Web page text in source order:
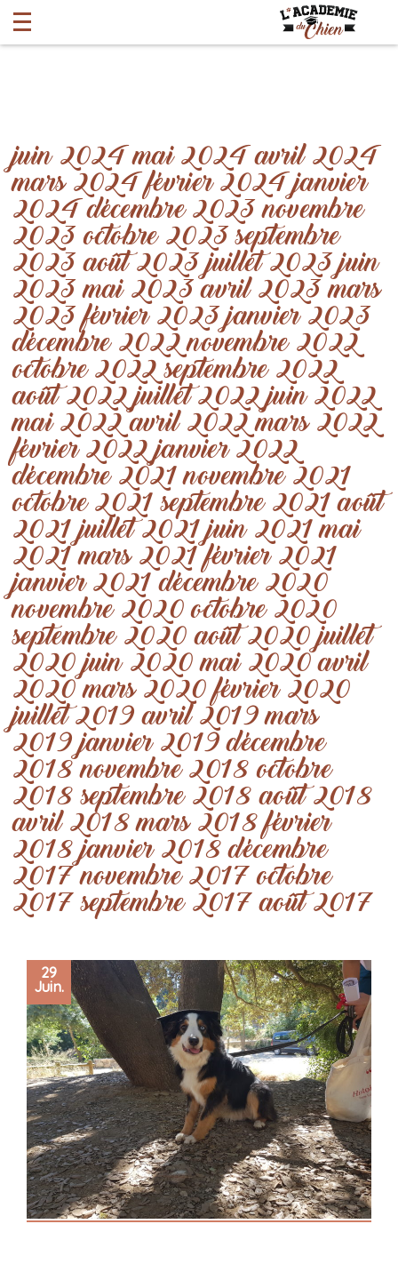
juin 2024mai 2024avril 2024
mars 2024février 2024janvier
2024décembre 2023novembre
2023octobre 2023septembre
2023août 2023juillet 2023juin
2023mai 2023avril 2023mars
2023février 2023janvier 2023
décembre 2022novembre 2022
octobre 2022septembre 2022
août 2022juillet 2022juin 2022
mai 2022avril 2022mars 2022
février 2022janvier 2022
décembre 2021novembre 2021
octobre 2021septembre 2021août
2021juillet 2021juin 2021mai
2021mars 2021février 2021
janvier 2021décembre 2020
novembre 2020octobre 2020
septembre 2020août 2020juillet
2020juin 2020mai 2020avril
2020mars 2020février 2020
juillet 2019avril 2019mars
2019janvier 2019décembre
2018novembre 2018octobre
2018septembre 2018août 2018
avril 2018mars 2018février
2018janvier 2018décembre
2017novembre 2017octobre
2017septembre 2017août 2017
29
Juin.